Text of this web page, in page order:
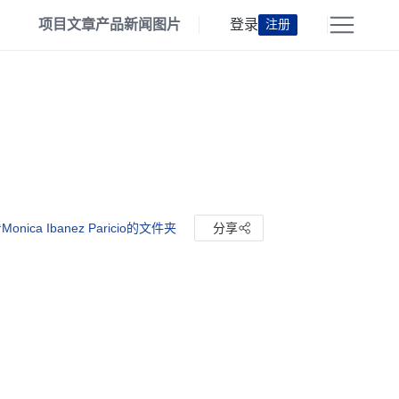
项目文章产品新闻 图片 登录 注册
Ibanez Paricio的文件夹 分享